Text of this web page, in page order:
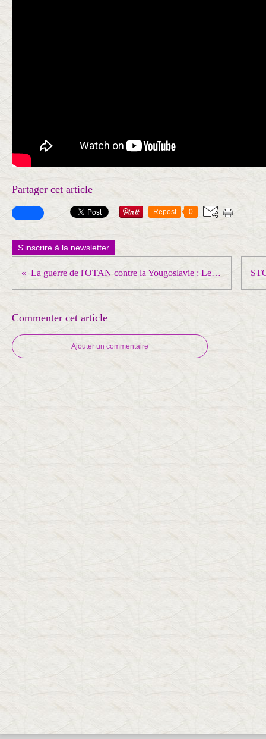
Partager cet article
Repost 0
S'inscrire à la newsletter
La guerre de l'OTAN contre la Yougoslavie : Le plus gros bobard de la fin du XXe siècle !
Commenter cet article
Ajouter un commentaire